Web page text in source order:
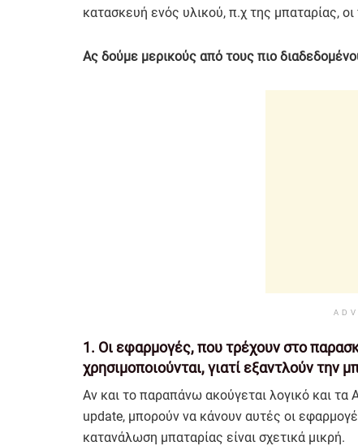
κατασκευή ενός υλικού, π.χ της μπαταρίας,
Ας δούμε μερικούς από τους πιο
1. Οι εφαρμογές, που τρέχουν στο
χρησιμοποιούνται, γιατί εξαντλούν την
Αν και το παραπάνω ακούγεται λογικό και τα
update, μπορούν να κάνουν αυτές οι
κατανάλωση μπαταρίας είναι σχετικά μικρή.